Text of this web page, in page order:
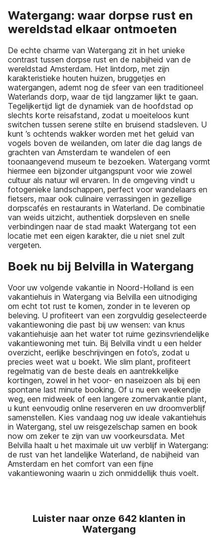
Watergang: waar dorpse rust en
wereldstad elkaar ontmoeten
De echte charme van Watergang zit in het unieke
contrast tussen dorpse rust en de nabijheid van de
wereldstad Amsterdam. Het lintdorp, met zijn
karakteristieke houten huizen, bruggetjes en
watergangen, ademt nog de sfeer van een traditioneel
Waterlands dorp, waar de tijd langzamer lijkt te gaan.
Tegelijkertijd ligt de dynamiek van de hoofdstad op
slechts korte reisafstand, zodat u moeiteloos kunt
switchen tussen serene stilte en bruisend stadsleven. U
kunt ’s ochtends wakker worden met het geluid van
vogels boven de weilanden, om later die dag langs de
grachten van Amsterdam te wandelen of een
toonaangevend museum te bezoeken. Watergang vormt
hiermee een bijzonder uitgangspunt voor wie zowel
cultuur als natuur wil ervaren. In de omgeving vindt u
fotogenieke landschappen, perfect voor wandelaars en
fietsers, maar ook culinaire verrassingen in gezellige
dorpscafés en restaurants in Waterland. De combinatie
van weids uitzicht, authentiek dorpsleven en snelle
verbindingen naar de stad maakt Watergang tot een
locatie met een eigen karakter, die u niet snel zult
vergeten.
Boek nu bij Belvilla in Watergang
Voor uw volgende vakantie in Noord-Holland is een
vakantiehuis in Watergang via Belvilla een uitnodiging
om echt tot rust te komen, zonder in te leveren op
beleving. U profiteert van een zorgvuldig geselecteerde
vakantiewoning die past bij uw wensen: van knus
vakantiehuisje aan het water tot ruime gezinsvriendelijke
vakantiewoning met tuin. Bij Belvilla vindt u een helder
overzicht, eerlijke beschrijvingen en foto’s, zodat u
precies weet wat u boekt. Wie slim plant, profiteert
regelmatig van de beste deals en aantrekkelijke
kortingen, zowel in het voor- en naseizoen als bij een
spontane last minute booking. Of u nu een weekendje
weg, een midweek of een langere zomervakantie plant,
u kunt eenvoudig online reserveren en uw droomverblijf
samenstellen. Kies vandaag nog uw ideale vakantiehuis
in Watergang, stel uw reisgezelschap samen en book
now om zeker te zijn van uw voorkeursdata. Met
Belvilla haalt u het maximale uit uw verblijf in Watergang:
de rust van het landelijke Waterland, de nabijheid van
Amsterdam en het comfort van een fijne
vakantiewoning waarin u zich onmiddellijk thuis voelt.
Luister naar onze 642 klanten in
Watergang